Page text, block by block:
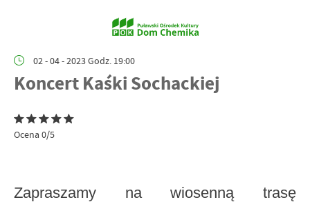
02 - 04 - 2023 Godz. 19:00
Koncert Kaśki Sochackiej
Ocena 0/5
Zapraszamy na wiosenną trasę